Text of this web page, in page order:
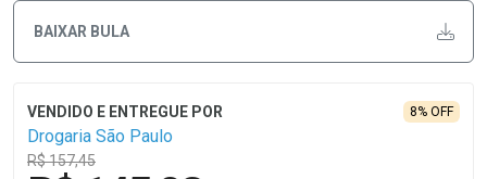
BAIXAR BULA
Drogaria São Paulo
R$ 157,45
8% OFF